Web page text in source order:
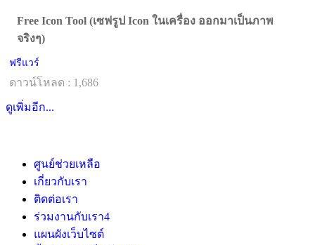
Free Icon Tool (เซฟรูป Icon ในเครื่อง ออกมาเป็นภาพ
จริงๆ)
ฟรีแวร์
ดาวน์โหลด : 1,686
ดูเพิ่มอีก...
ศูนย์ช่วยเหลือ
เกี่ยวกับเรา
ติดต่อเรา
ร่วมงานกับเรา4
แผนผังเว็บไซต์